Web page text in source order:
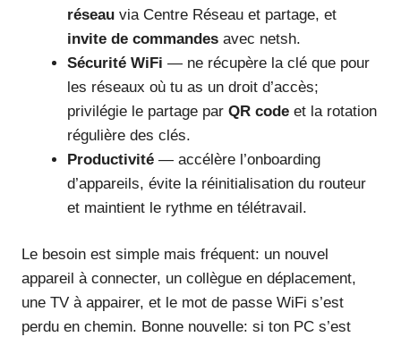
réseau via Centre Réseau et partage, et
invite de commandes avec netsh.
Sécurité WiFi — ne récupère la clé que pour
les réseaux où tu as un droit d’accès;
privilégie le partage par QR code et la rotation
régulière des clés.
Productivité — accélère l’onboarding
d’appareils, évite la réinitialisation du routeur
et maintient le rythme en télétravail.
Le besoin est simple mais fréquent: un nouvel
appareil à connecter, un collègue en déplacement,
une TV à appairer, et le mot de passe WiFi s’est
perdu en chemin. Bonne nouvelle: si ton PC s’est